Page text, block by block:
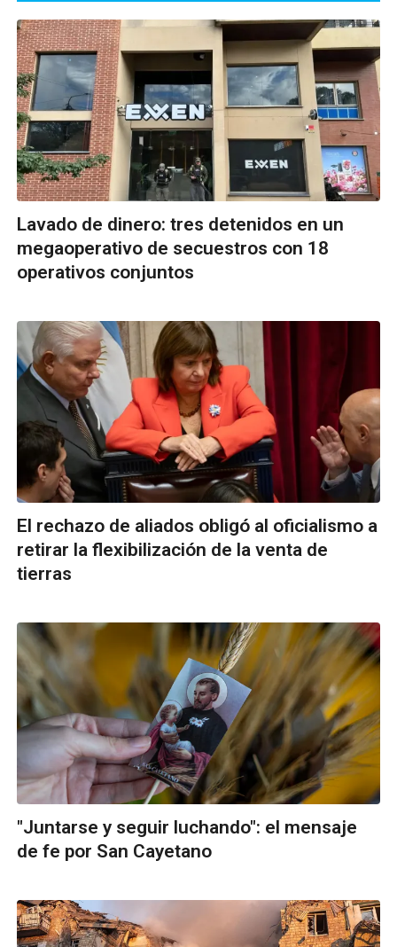
Lavado de dinero: tres detenidos en un
megaoperativo de secuestros con 18
operativos conjuntos
El rechazo de aliados obligó al oficialismo a
retirar la flexibilización de la venta de
tierras
"Juntarse y seguir luchando": el mensaje
de fe por San Cayetano